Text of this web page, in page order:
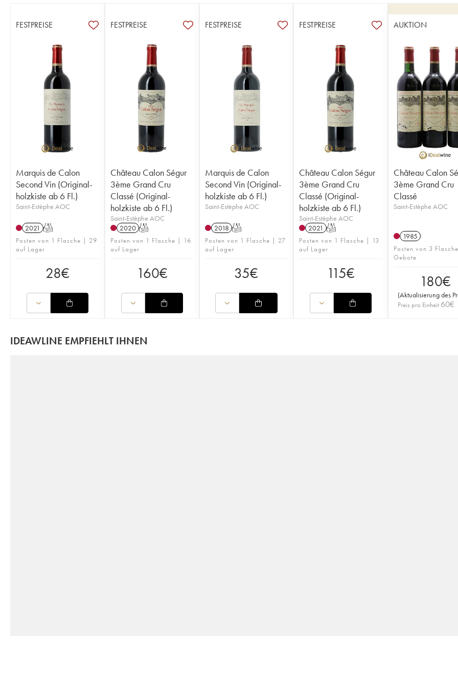
FESTPREISE
Marquis de Calon
Second Vin (Original-
holzkiste ab 6 Fl.)
Saint-Estèphe AOC
2021 T
Posten von 1 Flasche | 29
auf Lager
28€
FESTPREISE
Château Calon Ségur
3ème Grand Cru
Classé (Original-
holzkiste ab 6 Fl.)
Saint-Estèphe AOC
2020 T
Posten von 1 Flasche | 16
auf Lager
160€
FESTPREISE
Marquis de Calon
Second Vin (Original-
holzkiste ab 6 Fl.)
Saint-Estèphe AOC
2018 T
Posten von 1 Flasche | 27
auf Lager
35€
FESTPREISE
Château Calon Ségur
3ème Grand Cru
Classé (Original-
holzkiste ab 6 Fl.)
Saint-Estèphe AOC
2021 T
Posten von 1 Flasche | 13
auf Lager
115€
AUKTION
Château Calon
3ème Grand Cru
Classé
Saint-Estèphe AOC
1985
Posten von 3
Gebote
180€
(Aktualisierung des
Preis pro Einheit 60€
IDEAWLINE EMPFIEHLT IHNEN